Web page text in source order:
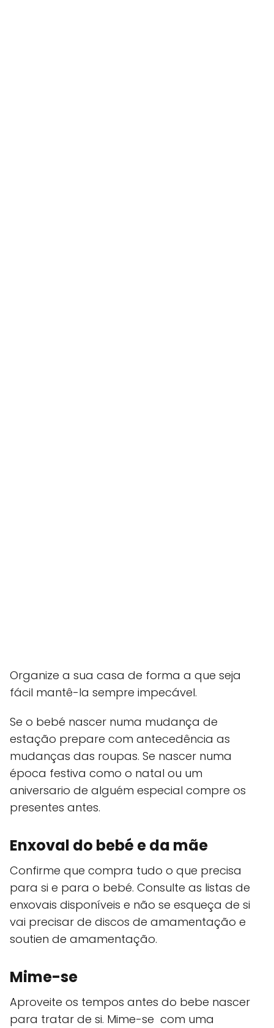
Organize a sua casa de forma a que seja
fácil mantê-la sempre impecável.
Se o bebé nascer numa mudança de
estação prepare com antecedência as
mudanças das roupas. Se nascer numa
época festiva como o natal ou um
aniversario de alguém especial compre os
presentes antes.
Enxoval do bebé e da mãe
Confirme que compra tudo o que precisa
para si e para o bebé. Consulte as listas de
enxovais disponíveis e não se esqueça de si
vai precisar de discos de amamentação e
soutien de amamentação.
Mime-se
Aproveite os tempos antes do bebe nascer
para tratar de si. Mime-se com uma